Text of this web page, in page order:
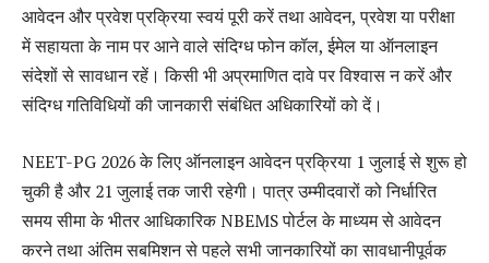
आवेदन और प्रवेश प्रक्रिया स्वयं पूरी करें तथा आवेदन, प्रवेश या परीक्षा
में सहायता के नाम पर आने वाले संदिग्ध फोन कॉल, ईमेल या ऑनलाइन
संदेशों से सावधान रहें। किसी भी अप्रमाणित दावे पर विश्वास न करें और
संदिग्ध गतिविधियों की जानकारी संबंधित अधिकारियों को दें।
NEET-PG 2026 के लिए ऑनलाइन आवेदन प्रक्रिया 1 जुलाई से शुरू हो
चुकी है और 21 जुलाई तक जारी रहेगी। पात्र उम्मीदवारों को निर्धारित
समय सीमा के भीतर आधिकारिक NBEMS पोर्टल के माध्यम से आवेदन
करने तथा अंतिम सबमिशन से पहले सभी जानकारियों का सावधानीपूर्वक